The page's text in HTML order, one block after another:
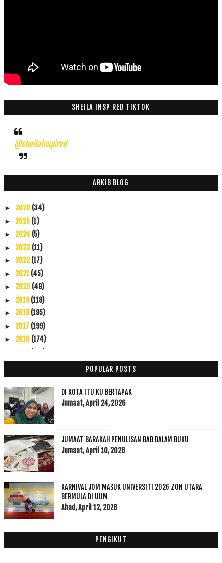
SHEILA INSPIRED TIKTOK
@sheilainspired
ARKIB BLOG
► 2026 (34)
► 2025 (1)
► 2024 (5)
► 2023 (11)
► 2022(17)
► 2021 (45)
► 2020 (49)
► 2019(118)
► 2018(195)
► 2017 (199)
► 2016 (174)
►2013(53)
▼2012 (100)
►Disember
►November(7)
►September (15)
► Ogos(5)
►Julai(7)
►Jun(20)
▼Mei(2)
Dah Masuk Trimester: Hidungku Ada Ketulan Darah
Dah lama tak update ni.....
►Mac(6)
POPULAR POSTS
DI KOTA ITU KU BERTAPAK
Jumaat, April 24, 2026
JUMAAT BARAKAH PENULISAN BAB DALAM BUKU
Jumaat, April 10, 2026
KARNIVAL JOM MASUK UNIVERSITI 2026 ZON UTARA
BERMULA DI UUM
Ahad, April 12, 2026
PENGIKUT